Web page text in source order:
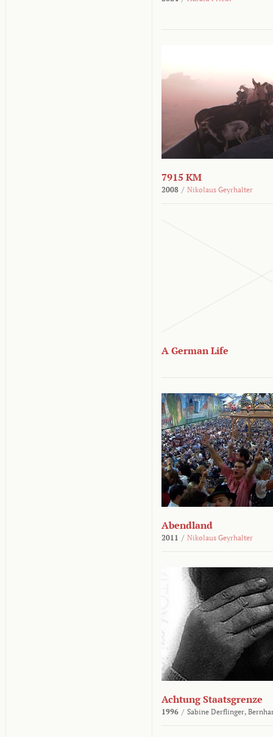
7915 KM
2008 / Nikolaus Geyrhalter
A German Life
Abendland
2011 / Nikolaus Geyrhalter
Achtung Staatsgrenze
1996 / Sabine Derflinger,